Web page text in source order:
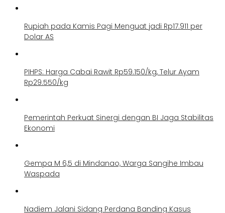
Rupiah pada Kamis Pagi Menguat jadi Rp17.911 per
Dolar AS
PIHPS: Harga Cabai Rawit Rp59.150/kg, Telur Ayam
Rp29.550/kg
Pemerintah Perkuat Sinergi dengan BI Jaga Stabilitas
Ekonomi
Gempa M 6,5 di Mindanao, Warga Sangihe Imbau
Waspada
Nadiem Jalani Sidang Perdana Banding Kasus